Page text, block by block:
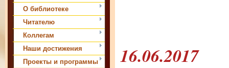
О библиотеке
Читателю
Коллегам
Наши достижения
Проекты и программы
16.06.2017